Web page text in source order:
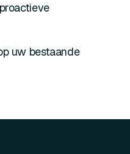
uw bestaande